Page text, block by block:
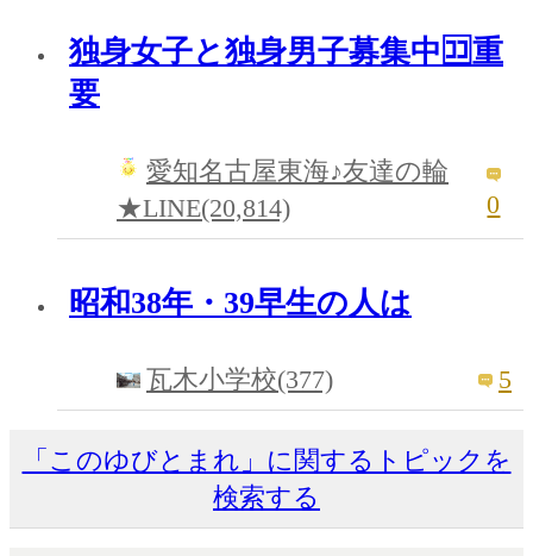
独身女子と独身男子募集中🈁重
要
愛知名古屋東海♪友達の輪
★LINE(20,814)
0
昭和38年・39早生の人は
瓦木小学校(377) 5
「このゆびとまれ」に関するトピックを
検索する